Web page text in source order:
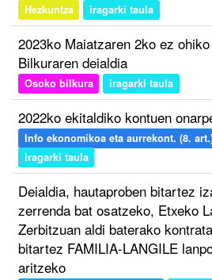
Hezkuntza iragarki taula
2023ko Maiatzaren 2ko ez
Bilkuraren deialdia
Osoko bilkura iragarki taula
2022ko ekitaldiko kontuen
Info ekonomikoa eta aurrekont. (8.
iragarki taula
Deialdia, hautaproben bitartez
zerrenda bat osatzeko, Etxeko
Zerbitzuan aldi baterako
bitartez FAMILIA-LANGILE
aritzeko